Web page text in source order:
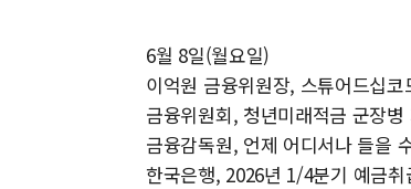
6월 8일(월요일)
이억원 금융위원장, 스튜어드십
금융위원회, 청년미래적금 군장
금융감독원, 언제 어디서나 들을
한국은행, 2026년 1/4분기 예금